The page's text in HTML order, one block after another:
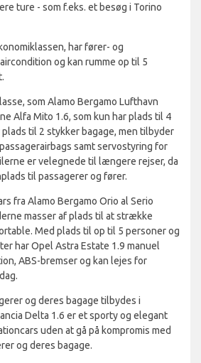
ture - som f.eks. et besøg i Torino
har fører- og
og kan rumme op til 5
som Alamo Bergamo Lufthavn
Alfa Mito 1.6, som kun har plads til 4
til 2 stykker bagage, men tilbyder
samt servostyring for
er velegnede til længere rejser, da
til passagerer og fører.
fra Alamo Bergamo Orio al Serio
masser af plads til at strække
Med plads til op til 5 personer og
har Opel Astra Estate 1.9 manuel
ABS-bremser og kan lejes for
og deres bagage tilbydes i
Delta 1.6 er et sporty og elegant
uden at gå på kompromis med
og deres bagage.